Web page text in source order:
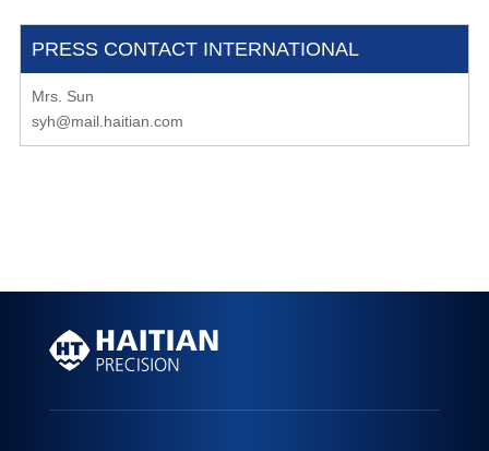
PRESS CONTACT INTERNATIONAL
Mrs. Sun
syh@mail.haitian.com